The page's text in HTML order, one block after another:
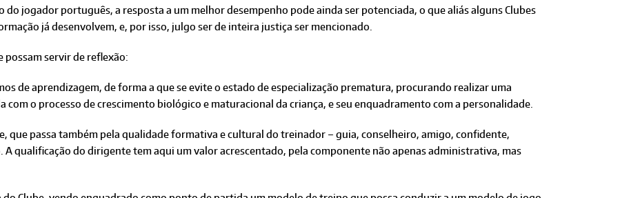
do jogador português, a resposta a um melhor desempenho pode ainda ser potenciada, o que aliás alguns Clubes
já desenvolvem, e, por isso, julgo ser de inteira justiça ser mencionado.
servir de reflexão:
de aprendizagem, de forma a que se evite o estado de especialização prematura, procurando realizar uma
o processo de crescimento biológico e maturacional da criança, e seu enquadramento com a personalidade.
que passa também pela qualidade formativa e cultural do treinador – guia, conselheiro, amigo, confidente,
A qualificação do dirigente tem aqui um valor acrescentado, pela componente não apenas administrativa, mas